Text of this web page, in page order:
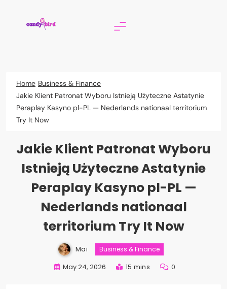
Home Business & Finance
Jakie Klient Patronat Wyboru Istnieją Użyteczne Astatynie
Peraplay Kasyno pl-PL — Nederlands nationaal territorium
Try It Now
Jakie Klient Patronat Wyboru
Istnieją Użyteczne Astatynie
Peraplay Kasyno pl-PL —
Nederlands nationaal
territorium Try It Now
Mai Business & Finance
May 24, 2026 15 mins 0